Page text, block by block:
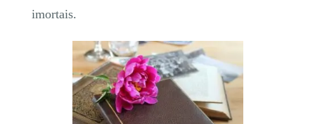
imortais.